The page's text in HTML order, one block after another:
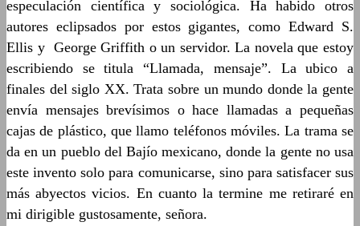
especulación científica y sociológica. Ha habido otros
autores eclipsados por estos gigantes, como Edward S.
Ellis y George Griffith o un servidor. La novela que estoy
escribiendo se titula “Llamada, mensaje”. La ubico a
finales del siglo XX. Trata sobre un mundo donde la gente
envía mensajes brevísimos o hace llamadas a pequeñas
cajas de plástico, que llamo teléfonos móviles. La trama se
da en un pueblo del Bajío mexicano, donde la gente no usa
este invento solo para comunicarse, sino para satisfacer sus
más abyectos vicios. En cuanto la termine me retiraré en
mi dirigible gustosamente, señora.